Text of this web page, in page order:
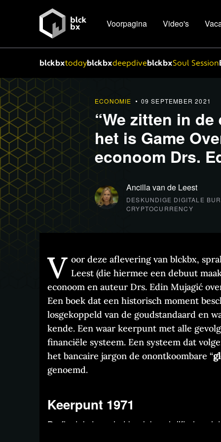
Voorpagina Video's
blckbxtodayblckbxdeepdiveblckbxSoul Session
ECONOMIE 09 SEPTEMBER 2021
“We zitten in
het is Game
econoom Drs.
Ancilla van de Leest
DESKUNDIGE DIGITALE
CRYPTOCURRENCY
V oor deze aflevering van blckbx,
Leest (die hiermee een debuut
econoom en auteur Drs. Edin Mujagić
Een boek dat een historisch moment
losgekoppeld van de goudstandaard en
kende. Een waar keerpunt met alle
financiële systeem. Een systeem dat
het bancaire jargon de onontkoombare “
genoemd.
Keerpunt 1971
De flaptekst van het boek beschrijft als volgt;